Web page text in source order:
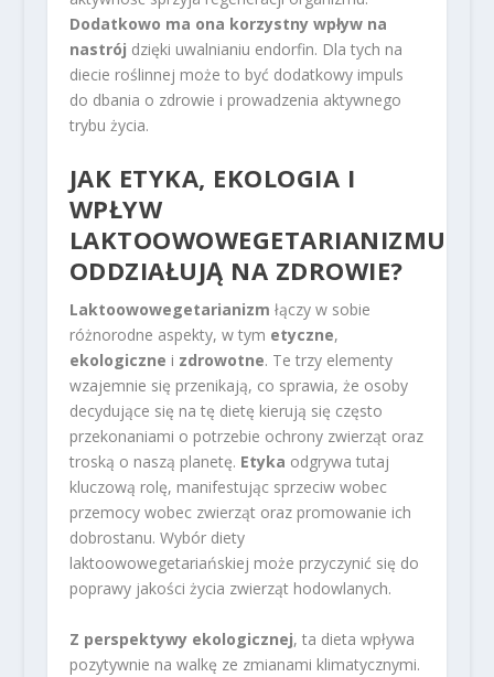
Dodatkowo ma ona korzystny wpływ na
nastrój dzięki uwalnianiu endorfin. Dla tych na
diecie roślinnej może to być dodatkowy impuls
do dbania o zdrowie i prowadzenia aktywnego
trybu życia.
JAK ETYKA, EKOLOGIA I
WPŁYW
LAKTOOWOWEGETARIANIZMU
ODDZIAŁUJĄ NA ZDROWIE?
Laktoowowegetarianizm łączy w sobie
różnorodne aspekty, w tym etyczne,
ekologiczne i zdrowotne. Te trzy elementy
wzajemnie się przenikają, co sprawia, że osoby
decydujące się na tę dietę kierują się często
przekonaniami o potrzebie ochrony zwierząt oraz
troską o naszą planetę. Etyka odgrywa tutaj
kluczową rolę, manifestując sprzeciw wobec
przemocy wobec zwierząt oraz promowanie ich
dobrostanu. Wybór diety
laktoowowegetariańskiej może przyczynić się do
poprawy jakości życia zwierząt hodowlanych.
Z perspektywy ekologicznej, ta dieta wpływa
pozytywnie na walkę ze zmianami klimatycznymi.